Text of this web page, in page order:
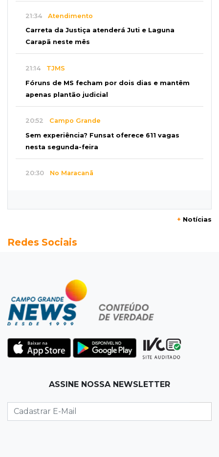
21:34 Atendimento
Carreta da Justiça atenderá Juti e Laguna
Carapã neste mês
21:14 TJMS
Fóruns de MS fecham por dois dias e mantêm
apenas plantão judicial
20:52 Campo Grande
Sem experiência? Funsat oferece 611 vagas
nesta segunda-feira
20:30 No Maracanã
Seleções em MS têm salários de até R$ 8,2 mil;
Jardim Itatiaia
Vigia é amarrado durante roubo de carro e
dois caminhões em pátio
Corinthians vence Bragantino por 2 a 0 e sobe
para 7º no Brasileirão
Na Vila Belmiro
lugar no Brasileirão
+ Notícias
Redes Sociais
ASSINE NOSSA NEWSLETTER